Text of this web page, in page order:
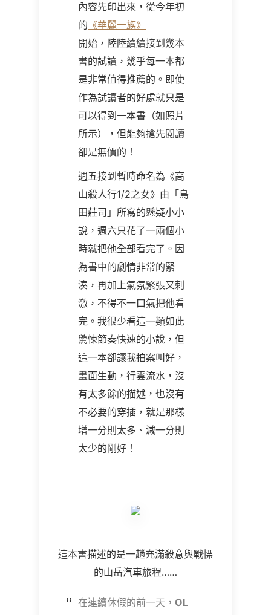
內容先印出來，從今年初
的 《華麗一族》
開始，陸陸續續接到幾本
書的試讀，幾乎每一本都
是非常值得推薦的。即使
作為試讀者的好處就只是
可以得到一本書（如照片
所示），但能夠搶先閱讀
卻是無價的！
週五接到暫時命名為《高
山殺人行1/2之女》由「島
田莊司」所寫的懸疑小小
說，週六只花了一兩個小
時就把他全部看完了。因
為書中的劇情非常的緊
湊，再加上氣氛緊張又刺
激，不得不一口氣把他看
完。我很少看這一類如此
驚悚節奏快速的小說，但
這一本卻讓我拍案叫好，
畫面生動，行雲流水，沒
有太多餘的描述，也沒有
不必要的穿插，就是那樣
增一分則太多、減一分則
太少的剛好！
這本書描述的是一趟充滿殺意與戰慄
的山岳汽車旅程……
在連續休假的前一天， OL